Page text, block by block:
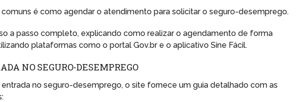
comuns é como agendar o atendimento para solicitar o seguro-desemprego.
a passo completo, explicando como realizar o agendamento de forma
plataformas como o portal Gov.br e o aplicativo Sine Fácil.
NO SEGURO-DESEMPREGO
entrada no seguro-desemprego, o site fornece um guia detalhado com as